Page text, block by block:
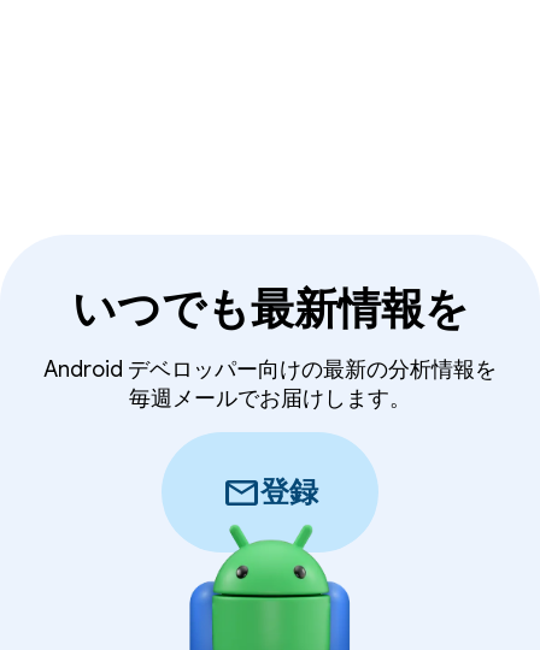
いつでも最新情報を
Android デベロッパー向けの最新の分析情報を
毎週メールでお届けします。
mail登録